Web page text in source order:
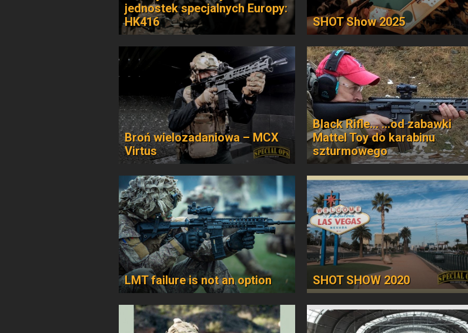
jednostek specjalnych Europy:
HK416
SHOT Show 2025
Broń wielozadaniowa – MCX
Virtus
Black Rifle... …od zabawki
Mattel Toy do karabinu
szturmowego
LMT failure is not an option SHOT SHOW 2020